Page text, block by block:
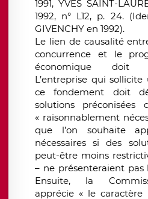
1991, YVES SAINT-
1992, n° L12, p. 24.
GIVENCHY en 1992).
Le lien de causalité
concurrence et le
économique doit
L’entreprise qui
ce fondement doit
solutions préconisées
« raisonnablement
que l’on souhaite
nécessaires si des
peut-être moins
– ne présenteraient
Ensuite, la
apprécie « le caractère